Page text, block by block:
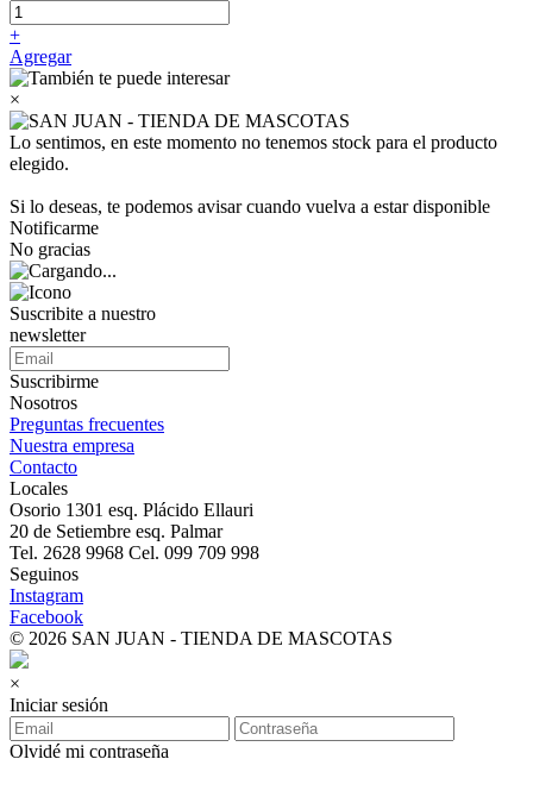
+
Agregar
×
Lo sentimos, en este momento no tenemos stock para el producto
elegido.
Si lo deseas, te podemos avisar cuando vuelva a estar disponible
Notificarme
No gracias
Suscribite a nuestro
newsletter
Suscribirme
Nosotros
Preguntas frecuentes
Nuestra empresa
Contacto
Locales
Osorio 1301 esq. Plácido Ellauri
20 de Setiembre esq. Palmar
Tel. 2628 9968 Cel. 099 709 998
Seguinos
Instagram
Facebook
© 2026 SAN JUAN - TIENDA DE MASCOTAS
×
Iniciar sesión
Olvidé mi contraseña